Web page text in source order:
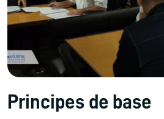
Principes de base